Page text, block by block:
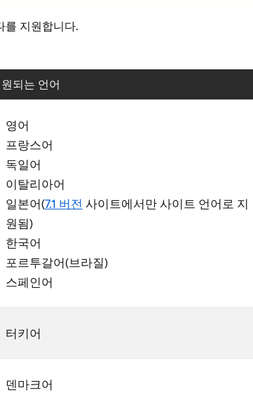
를 지원합니다.
되는 언어
영어
프랑스어
독일어
이탈리아어
일본어(7.1 버전 사이트에서만 사이트 언어로 지
원됨)
한국어
포르투갈어(브라질)
스페인어
터키어
덴마크어